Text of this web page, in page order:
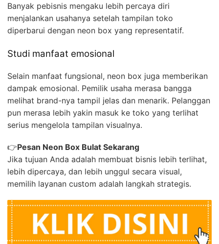
Banyak pebisnis mengaku lebih percaya diri
menjalankan usahanya setelah tampilan toko
diperbarui dengan neon box yang representatif.
Studi manfaat emosional
Selain manfaat fungsional, neon box juga memberikan
dampak emosional. Pemilik usaha merasa bangga
melihat brand-nya tampil jelas dan menarik. Pelanggan
pun merasa lebih yakin masuk ke toko yang terlihat
serius mengelola tampilan visualnya.
👉Pesan Neon Box Bulat Sekarang
Jika tujuan Anda adalah membuat bisnis lebih terlihat,
lebih dipercaya, dan lebih unggul secara visual,
memilih layanan custom adalah langkah strategis.